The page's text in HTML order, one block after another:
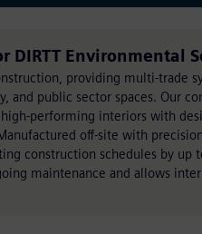
DIRTT Environmental
providing multi-trade
and public sector spaces. Our
performing interiors with
off-site with
construction schedules by up
maintenance and allows